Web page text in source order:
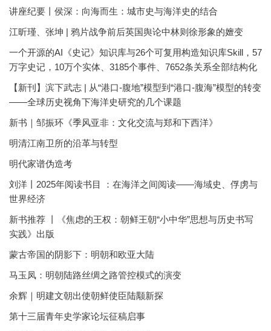
讲座纪要丨侯深：向海而生：城市史与海洋史的结合
江昕瑾、张坤 | 鸦片战争前后英国舆论中林则徐形象的嬗变
一个开源的AI《史记》知识库与26个可复用构造知识库Skill，57
万字史记，10万个实体、3185个事件、7652条关系全部结构化
【新刊】滨下武志 | 从“港口-腹地”模型到“港口-腹海”模型的转变
——全球历史视角下海洋史研究的几个课题
新书｜邹振环《季风亚非：文化交流与郑和下西洋》
明清江南卫所的沿革与转型
明代家谱伪造考
刘洋丨2025年阅读书目 ：在海洋之间阅读——海域史、俘虏与
世界经济
新书推荐 丨《焦虑的王权：朝鲜王朝“小中华”思想与历史书写
实践》出版
蒙古帝国的阴影下：明朝和欧亚大陆
马玉凤：明朝陆路丝绸之路管控模式的演变
余辉｜明建文朝出使朝鲜使臣陆颙新探
第十三届青年史学家论坛征稿启事